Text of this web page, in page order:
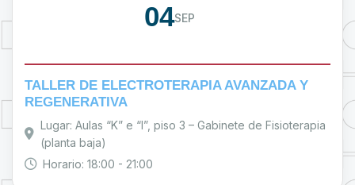
04SEP
TALLER DE ELECTROTERAPIA AVANZADA Y
REGENERATIVA
Lugar: Aulas “K” e “I”, piso 3 – Gabinete de Fisioterapia
(planta baja)
Horario: 18:00 - 21:00